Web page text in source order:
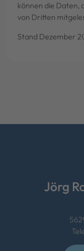
können die Daten,
von Dritten
Stand Dezember
Jörg